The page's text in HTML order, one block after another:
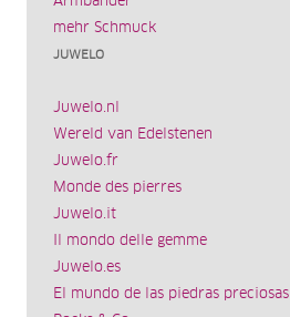
mehr Schmuck
JUWELO
Juwelo.nl
Wereld van Edelstenen
Juwelo.fr
Monde des pierres
Juwelo.it
Il mondo delle gemme
Juwelo.es
El mundo de las piedras preciosas